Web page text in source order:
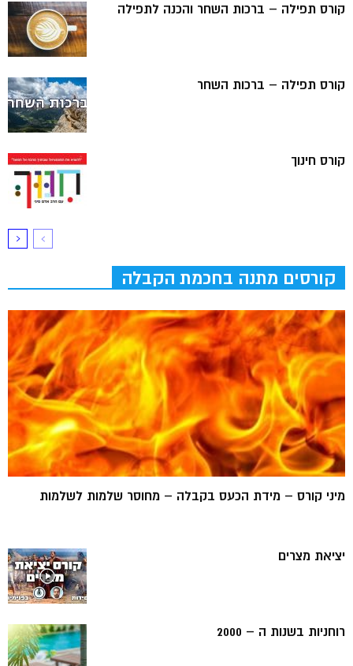
קורס תפילה – ברכות השחר והכנה לתפילה
קורס תפילה – ברכות השחר
קורס חינוך
קורסים מתנה בחכמת הקבלה
מיני קורס – מידת הכעס בקבלה – מחוסר שלמות לשלמות
יציאת מצרים
רוחניות בשנות ה – 2000